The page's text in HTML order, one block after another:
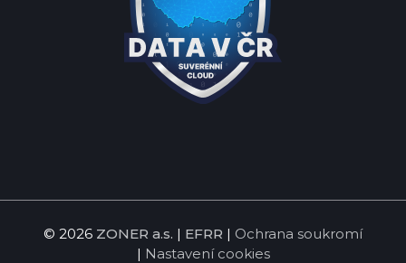
© 2026 ZONER a.s. | EFRR | Ochrana soukromí
| Nastavení cookies